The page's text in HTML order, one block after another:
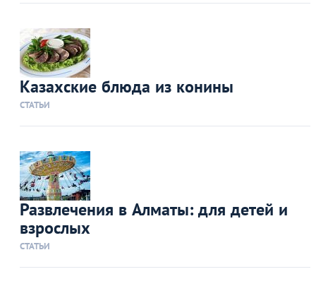
Казахские блюда из конины
СТАТЬИ
Развлечения в Алматы: для детей и
взрослых
СТАТЬИ